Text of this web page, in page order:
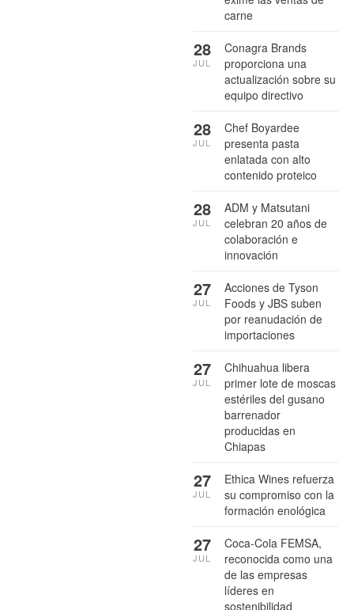
carne
Conagra Brands
proporciona una
actualización sobre su
equipo directivo
28
JUL
Chef Boyardee
presenta pasta
enlatada con alto
contenido proteico
28
JUL
ADM y Matsutani
celebran 20 años de
colaboración e
innovación
28
JUL
Acciones de Tyson
Foods y JBS suben
por reanudación de
importaciones
27
JUL
Chihuahua libera
primer lote de moscas
estériles del gusano
barrenador
producidas en
Chiapas
27
JUL
Ethica Wines refuerza
su compromiso con la
formación enológica
27
JUL
Coca-Cola FEMSA,
reconocida como una
de las empresas
líderes en
sostenibilidad
27
JUL